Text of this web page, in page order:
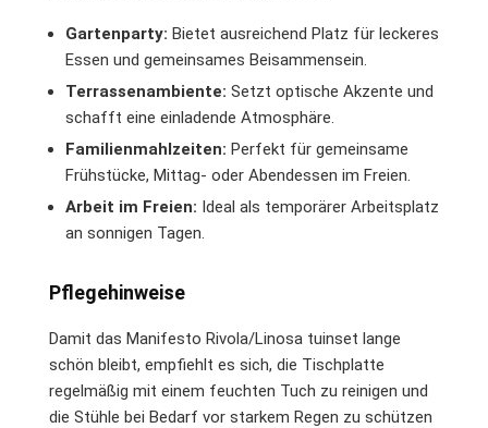
Gartenparty: Bietet ausreichend Platz für leckeres
Essen und gemeinsames Beisammensein.
Terrassenambiente: Setzt optische Akzente und
schafft eine einladende Atmosphäre.
Familienmahlzeiten: Perfekt für gemeinsame
Frühstücke, Mittag- oder Abendessen im Freien.
Arbeit im Freien: Ideal als temporärer Arbeitsplatz
an sonnigen Tagen.
Pflegehinweise
Damit das Manifesto Rivola/Linosa tuinset lange
schön bleibt, empfiehlt es sich, die Tischplatte
regelmäßig mit einem feuchten Tuch zu reinigen und
die Stühle bei Bedarf vor starkem Regen zu schützen